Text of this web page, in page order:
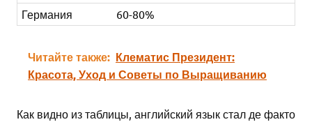
Германия
60-80%
Читайте также: Клематис Президент:
Красота, Уход и Советы по Выращиванию
Как видно из таблицы, английский язык стал де факто